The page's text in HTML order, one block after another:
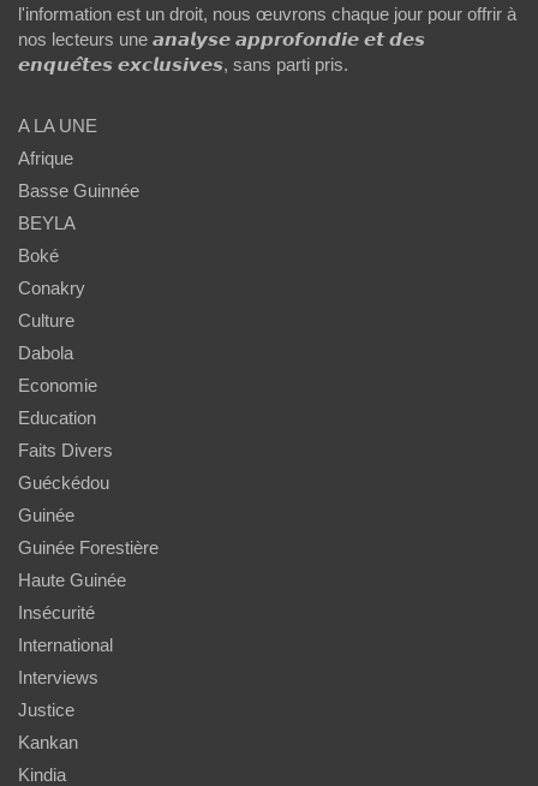
l'information est un droit, nous œuvrons chaque jour pour offrir à
nos lecteurs une 𝙖𝙣𝙖𝙡𝙮𝙨𝙚 𝙖𝙥𝙥𝙧𝙤𝙛𝙤𝙣𝙙𝙞𝙚 𝙚𝙩 𝙙𝙚𝙨
𝙚𝙣𝙦𝙪𝙚̂𝙩𝙚𝙨 𝙚𝙭𝙘𝙡𝙪𝙨𝙞𝙫𝙚𝙨, sans parti pris.
A LA UNE
Afrique
Basse Guinnée
BEYLA
Boké
Conakry
Culture
Dabola
Economie
Education
Faits Divers
Guéckédou
Guinée
Guinée Forestière
Haute Guinée
Insécurité
International
Interviews
Justice
Kankan
Kindia